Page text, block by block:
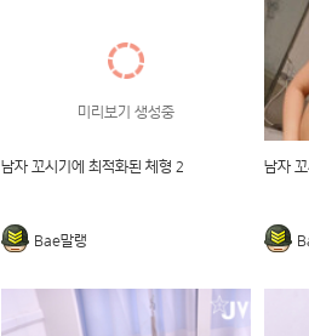
미리보기 생성중
남자 꼬시기에 최적화된 체형 2
Bae말랭
남자